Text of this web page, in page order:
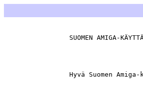
SUOMEN AMIGA-
Hyvä Suomen